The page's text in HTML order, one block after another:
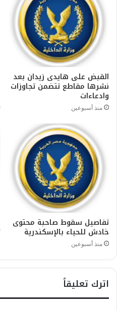
القبض على هايدى زيدان بعد
نشرها مقاطع تتضمن تجاوزات
وادعاءات
منذ أسبوعين
تفاصيل سقوط صاحبة محتوى
خادش للحياء بالإسكندرية
منذ أسبوعين
اترك تعليقاً